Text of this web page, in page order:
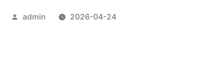
作
admin 2026-04-24